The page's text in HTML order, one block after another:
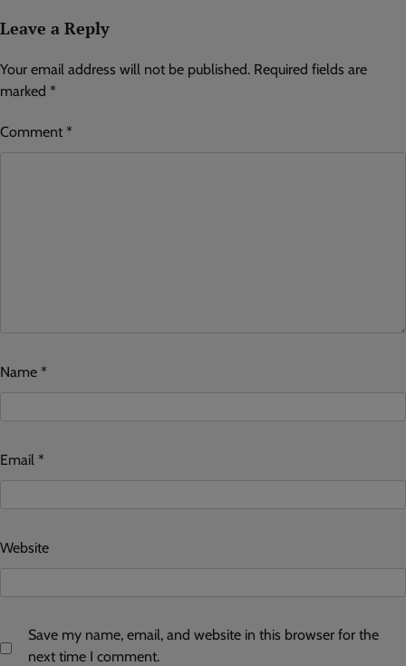
Leave a Reply
Your email address will not be published. Required fields are
marked *
Comment *
Name *
Email *
Website
Save my name, email, and website in this browser for the
next time I comment.